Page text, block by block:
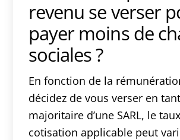
revenu se verser
payer moins de
sociales ?
En fonction de la
décidez de vous verser en
majoritaire d’une SARL, le
cotisation applicable peut